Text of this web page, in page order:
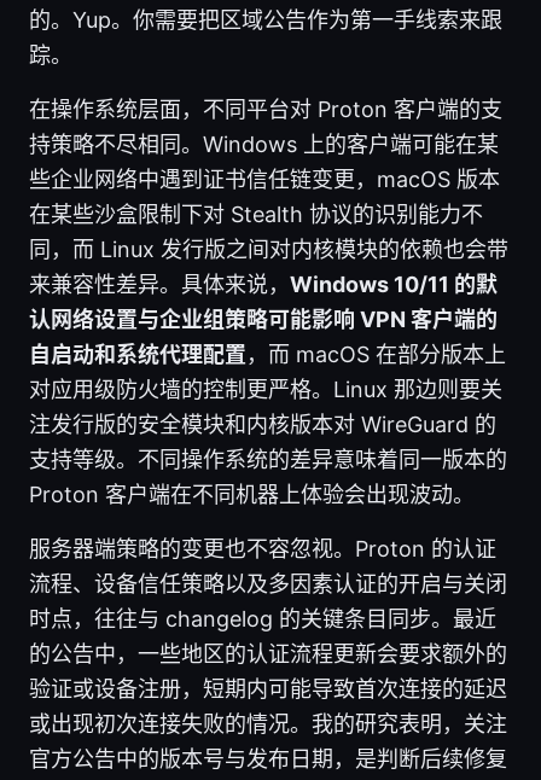
的。Yup。你需要把区域公告作为第一手线索来跟
踪。
在操作系统层面，不同平台对 Proton 客户端的支
持策略不尽相同。Windows 上的客户端可能在某
些企业网络中遇到证书信任链变更，macOS 版本
在某些沙盒限制下对 Stealth 协议的识别能力不
同，而 Linux 发行版之间对内核模块的依赖也会带
来兼容性差异。具体来说， Windows 10/11 的默
认网络设置与企业组策略可能影响 VPN 客户端的
自启动和系统代理配置，而 macOS 在部分版本上
对应用级防火墙的控制更严格。Linux 那边则要关
注发行版的安全模块和内核版本对 WireGuard 的
支持等级。不同操作系统的差异意味着同一版本的
Proton 客户端在不同机器上体验会出现波动。
服务器端策略的变更也不容忽视。Proton 的认证
流程、设备信任策略以及多因素认证的开启与关闭
时点，往往与 changelog 的关键条目同步。最近
的公告中，一些地区的认证流程更新会要求额外的
验证或设备注册，短期内可能导致首次连接的延迟
或出现初次连接失败的情况。我的研究表明，关注
官方公告中的版本号与发布日期，是判断后续修复